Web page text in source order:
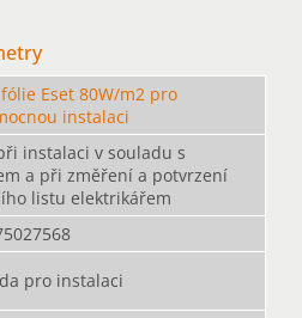
Eset 80W/m2 pro
instalaci
instalaci v souladu s
a při změření a potvrzení
listu elektrikářem
pro instalaci